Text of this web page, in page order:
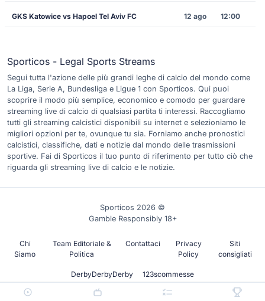
GKS Katowice vs Hapoel Tel Aviv FC 12 ago 12:00
Sporticos - Legal Sports Streams
Segui tutta l'azione delle più grandi leghe di calcio del mondo come
La Liga, Serie A, Bundesliga e Ligue 1 con Sporticos. Qui puoi
scoprire il modo più semplice, economico e comodo per guardare
streaming live di calcio di qualsiasi partita ti interessi. Raccogliamo
tutti gli streaming calcistici disponibili su internet e selezioniamo le
migliori opzioni per te, ovunque tu sia. Forniamo anche pronostici
calcistici, classifiche, dati e notizie dal mondo delle trasmissioni
sportive. Fai di Sporticos il tuo punto di riferimento per tutto ciò che
riguarda gli streaming live di calcio e le notizie.
Sporticos 2026 ©
Gamble Responsibly 18+
Chi
Siamo
Team Editoriale &
Politica
Contattaci
Privacy
Policy
Siti
consigliati
DerbyDerbyDerby 123scommesse